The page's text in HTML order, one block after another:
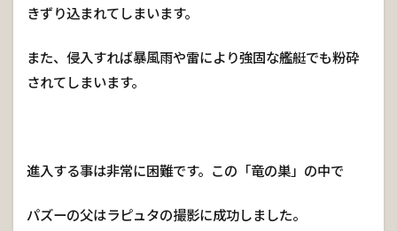
きずり込まれてしまいます。
また、侵入すれば暴風雨や雷により強固な艦艇でも粉砕
されてしまいます。
進入する事は非常に困難です。この「竜の巣」の中で
パズーの父はラピュタの撮影に成功しました。